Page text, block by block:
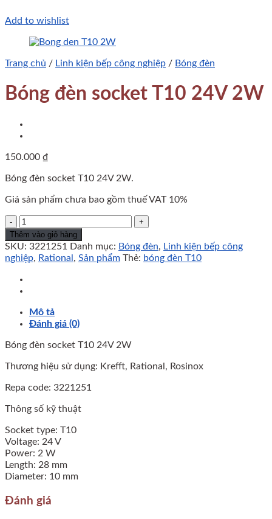
Add to wishlist
Trang chủ / Linh kiện bếp công nghiệp / Bóng đèn
Bóng đèn socket T10 24V 2W
150.000 ₫
Bóng đèn socket T10 24V 2W.
Giá sản phẩm chưa bao gồm thuế VAT 10%
Bóng
đèn
socket
T10
2W
số
Thêm vào giỏ hàng
SKU: 3221251 Danh mục: Bóng đèn, Linh kiện bếp công
nghiệp, Rational , Sản phẩm Thẻ: bóng đèn T10
Mô tả
Đánh giá (0)
Bóng đèn socket T10 24V 2W
Thương hiệu sử dụng: Krefft, Rational, Rosinox
Repa code: 3221251
Thông số kỹ thuật
Socket type: T10
Voltage: 24 V
Power: 2 W
Length: 28 mm
Diameter: 10 mm
Đánh giá